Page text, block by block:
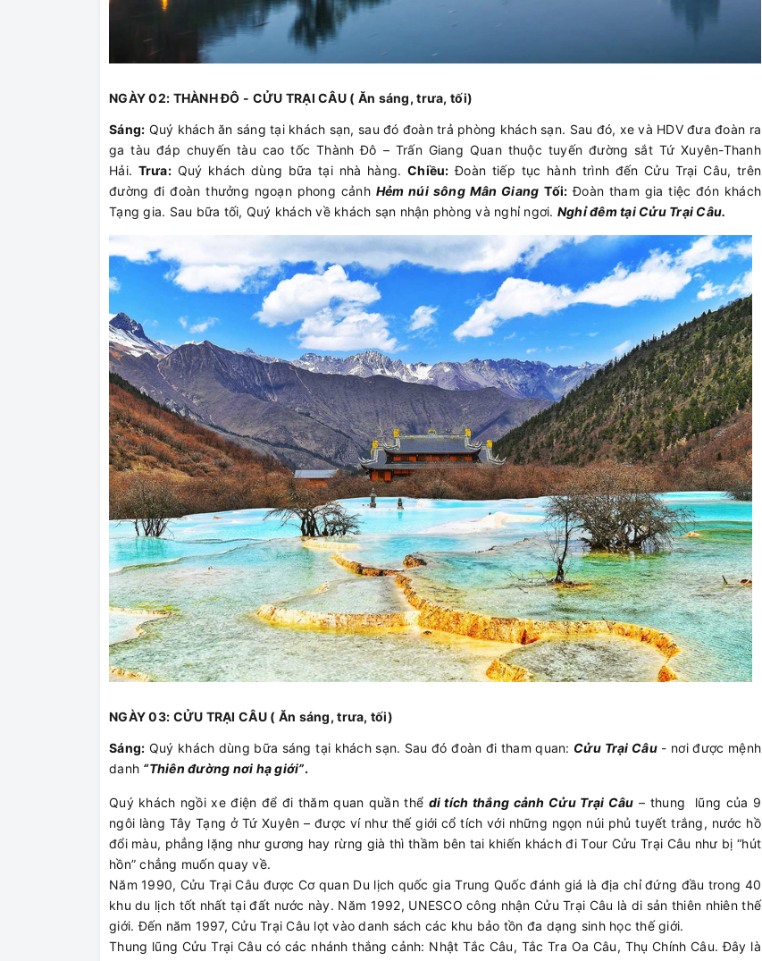
NGÀY 02: THÀNH ĐÔ - CỬU TRẠI CÂU ( Ăn sáng, trưa, tối)
Sáng: Quý khách ăn sáng tại khách sạn, sau đó đoàn trả phòng khách sạn. Sau đó, xe và HDV đưa đoàn ra
ga tàu đáp chuyến tàu cao tốc Thành Đô – Trấn Giang Quan thuộc tuyến đường sắt Tứ Xuyên-Thanh
Hải. Trưa:Quý khách dùng bữa tại nhà hàng.Chiều: Đoàn tiếp tục hành trình đến Cửu Trại Câu, trên
đường đi đoàn thưởng ngoạn phong cảnh Hẻm núi sông Mân Giang Tối: Đoàn tham gia tiệc đón khách
Tạng gia. Sau bữa tối, Quý khách về khách sạn nhận phòng và nghỉ ngơi. Nghỉ đêm tại Cửu Trại Câu.
NGÀY 03: CỬU TRẠI CÂU ( Ăn sáng, trưa, tối)
Sáng: Quý khách dùng bữa sáng tại khách sạn. Sau đó đoàn đi tham quan: Cửu Trại Câu- nơi được mệnh
danh “Thiên đường nơi hạ giới”.
Quý khách ngồi xe điện để đi thăm quan quần thể di tích thắng cảnh Cửu Trại Câu – thung lũng của 9
ngôi làng Tây Tạng ở Tứ Xuyên – được ví như thế giới cổ tích với những ngọn núi phủ tuyết trắng, nước hồ
đổi màu, phẳng lặng như gương hay rừng già thì thầm bên tai khiến khách đi Tour Cửu Trại Câu như bị “hút
hồn” chẳng muốn quay về.
Năm 1990, Cửu Trại Câu được Cơ quan Du lịch quốc gia Trung Quốc đánh giá là địa chỉ đứng đầu trong 40
khu du lịch tốt nhất tại đất nước này. Năm 1992, UNESCO công nhận Cửu Trại Câu là di sản thiên nhiên thế
giới. Đến năm 1997, Cửu Trại Câu lọt vào danh sách các khu bảo tồn đa dạng sinh học thế giới.
Thung lũng Cửu Trại Câu có các nhánh thắng cảnh: Nhật Tắc Câu, Tắc Tra Oa Câu, Thụ Chính Câu. Đây là